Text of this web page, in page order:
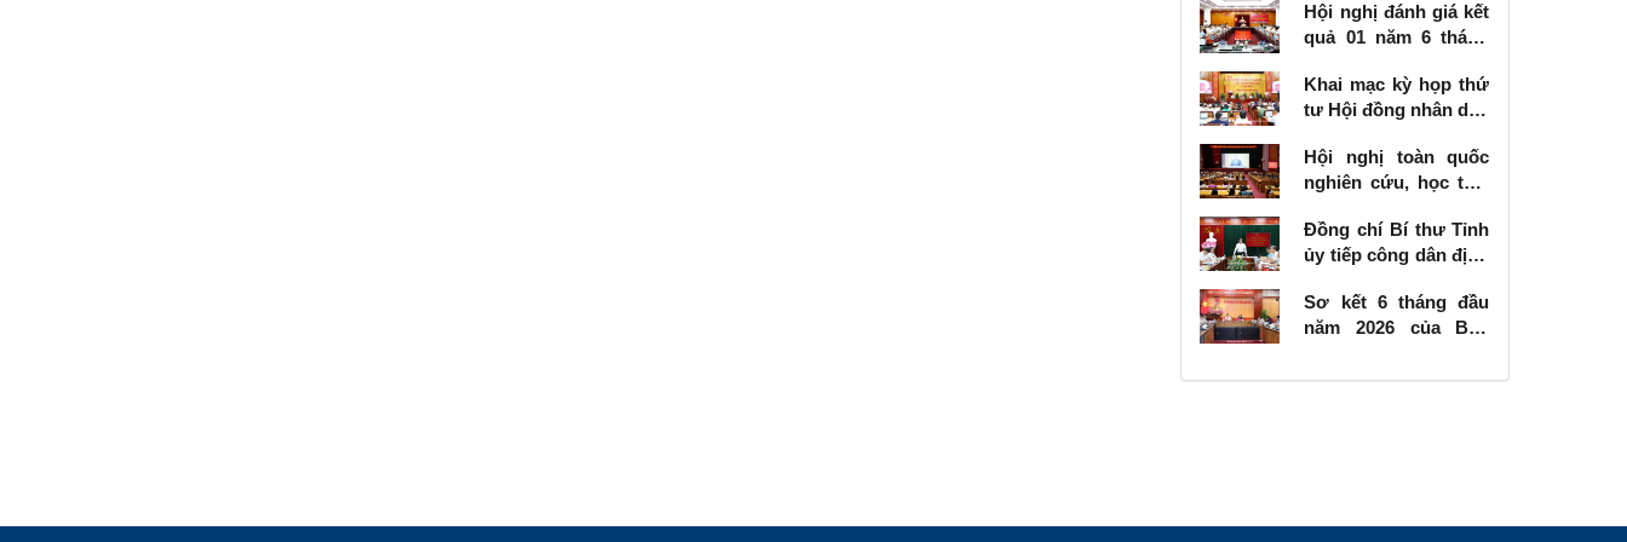
Hội nghị đánh giá kết
quả 01 năm 6 tháng
số 57-NQ/TW
Khai mạc kỳ họp thứ
tư Hội đồng nhân dân
kỳ 2026 - 2031
Hội nghị toàn quốc
nghiên cứu, học tập,
khai thực hiện Nghị
quyết số 10-NQ/TW
phát triển kinh tế có
vốn đầu tư nước
Đồng chí Bí thư Tỉnh
ủy tiếp công dân định
Sơ kết 6 tháng đầu
năm 2026 của Ban
các công trình, dự án